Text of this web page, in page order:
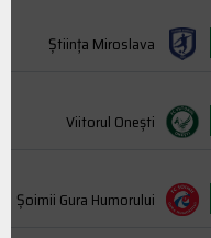
Știința Miroslava
Viitorul Onești
Şoimii Gura Humorului